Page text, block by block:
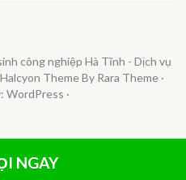
công nghiệp Hà Tĩnh - Dịch vụ
Halcyon Theme By Rara Theme ·
WordPress ·
NGAY